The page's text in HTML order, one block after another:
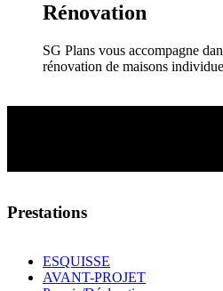
Rénovation
SG Plans vous accompagne
rénovation de maisons
Prestations
ESQUISSE
AVANT-PROJET